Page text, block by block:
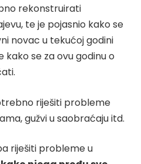
rekonstruirati
te je pojasnio kako se
novac u tekućoj godini
se za ovu godinu o
riješiti probleme
gužvi u saobraćaju itd.
riješiti probleme u